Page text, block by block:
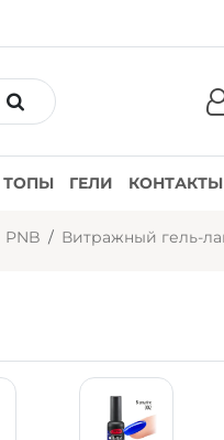
ТОПЫ ГЕЛИ КОНТАКТЫ
PNB